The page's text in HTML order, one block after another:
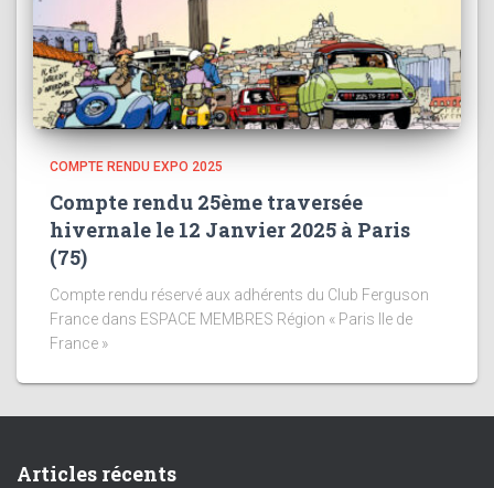
COMPTE RENDU EXPO 2025
Compte rendu 25ème traversée
hivernale le 12 Janvier 2025 à Paris
(75)
Compte rendu réservé aux adhérents du Club Ferguson
France dans ESPACE MEMBRES Région « Paris Ile de
France »
Articles récents